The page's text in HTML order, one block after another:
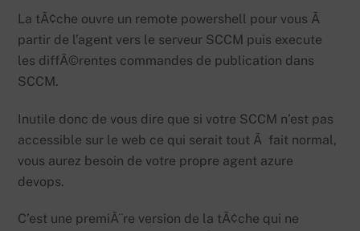
La tÃ¢che ouvre un remote powershell pour vous Ã
partir de l’agent vers le serveur SCCM puis execute
les diffÃ©rentes commandes de publication dans
SCCM.
Inutile donc de vous dire que si votre SCCM n’est pas
accessible sur le web ce qui serait tout Ã fait normal,
vous aurez besoin de votre propre agent azure
devops.
C’est une premiÃ¨re version de la tÃ¢che qui ne